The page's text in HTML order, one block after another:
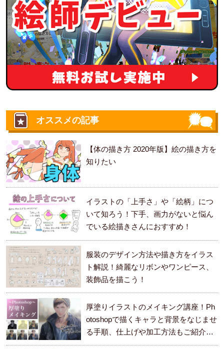
オススメの記事
【体の描き方 2020年版】絵の描き方を
知りたい
イラストの「上手さ」や「絵柄」につ
いて知ろう！下手、画力がないと悩ん
でいる絵描きさんにおすすめ！
服装のデザイン方法や描き方をイラス
ト解説！綺麗なリボンやワンピース、
装飾品を描こう！
厚塗りイラストのメイキング講座！Ph
otoshopで描くキャラと背景をなじませ
る手順、仕上げや加工方法もご紹介し
ます。